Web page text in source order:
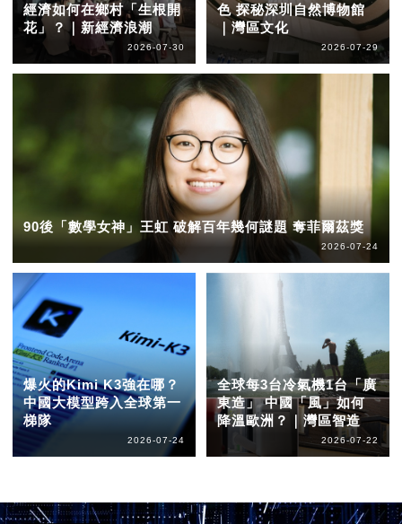
經濟如何在鄉村「生根開
花」？｜新經濟浪潮
2026-07-30
色 探秘深圳自然博物館
｜灣區文化
2026-07-29
90後「數學女神」王虹 破解百年幾何謎題 奪菲爾茲獎
2026-07-24
爆火的Kimi K3強在哪？
中國大模型跨入全球第一
梯隊
2026-07-24
全球每3台冷氣機1台「廣
東造」 中國「風」如何
降溫歐洲？｜灣區智造
2026-07-22